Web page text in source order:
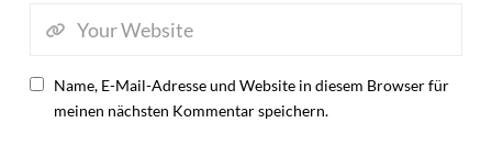
Name, E-Mail-Adresse und Website in diesem Browser für
meinen nächsten Kommentar speichern.